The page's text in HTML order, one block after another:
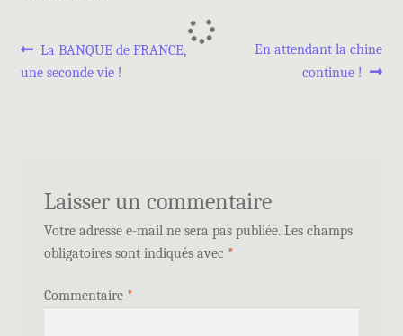
La BANQUE de FRANCE,
une seconde vie !
En attendant la chine
continue !
Laisser un commentaire
Votre adresse e-mail ne sera pas publiée. Les champs
obligatoires sont indiqués avec *
Commentaire *